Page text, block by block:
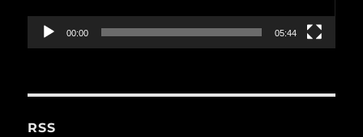
ー
00:00 05:44
RSS